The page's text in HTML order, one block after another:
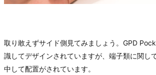
取り敢えずサイド側見てみましょう。GPD
識してデザインされていますが、端子類に関し
中して配置がされています。